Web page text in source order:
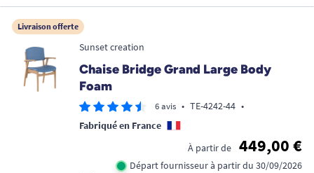
Livraison offerte
Sunset creation
Chaise Bridge Grand Large Body
Foam
6 avis • TE-4242-44 •
Fabriqué en France
À partir de
449,00 €
Départ fournisseur à partir du 30/09/2026